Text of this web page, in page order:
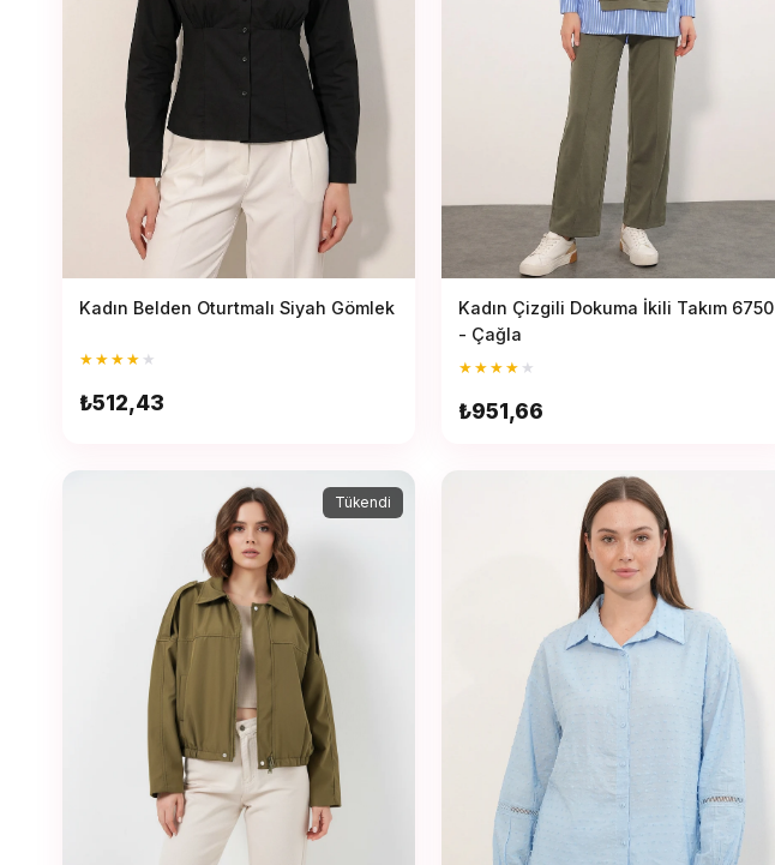
Kadın Belden Oturtmalı Siyah Gömlek
★★★★ ★
₺512,43
Kadın Çizgili Dokuma İkili Takım 6750
- Çağla
★★★★ ★
₺951,66
Tükendi